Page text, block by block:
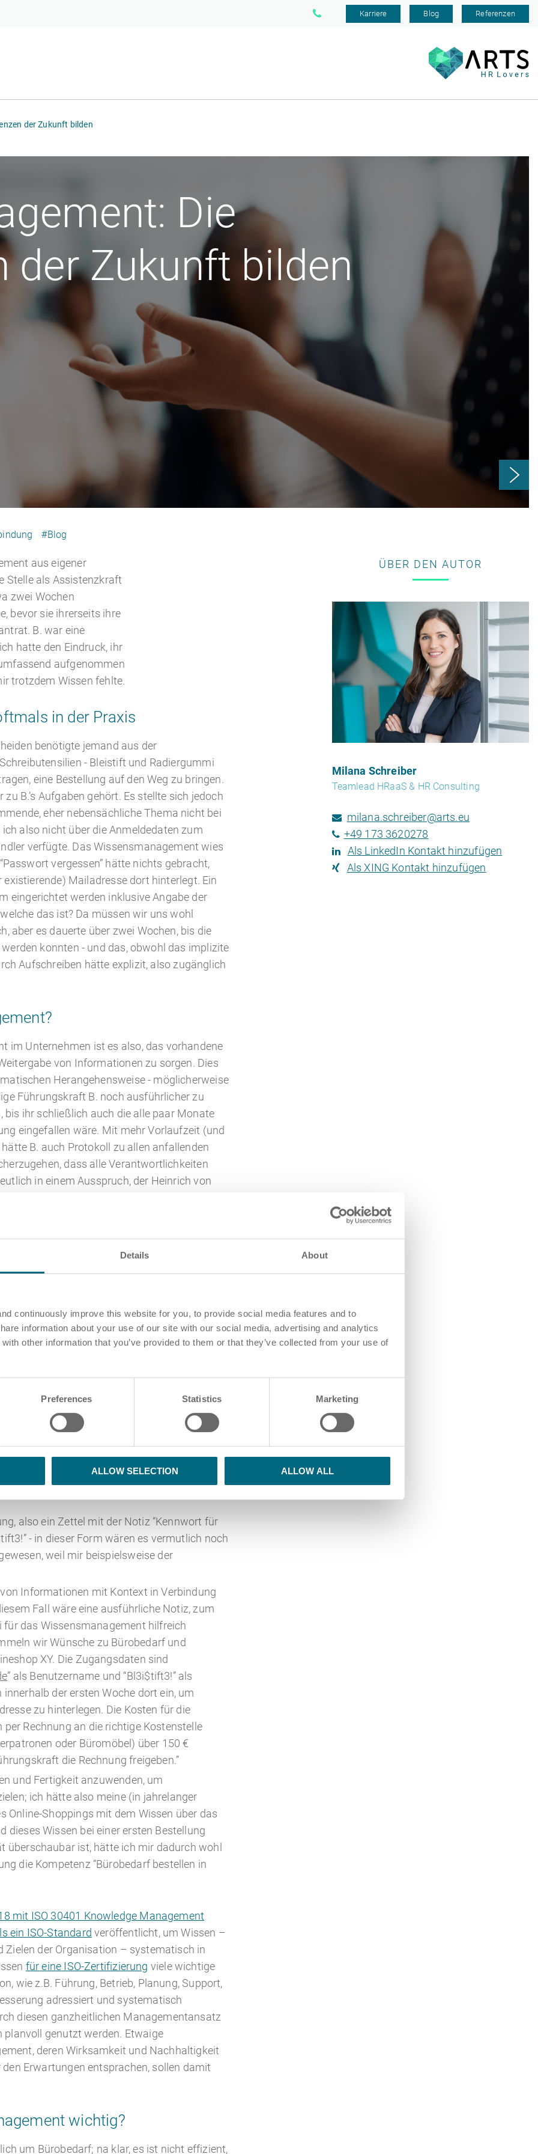
Details About
continuously improve this website for you, to provide social media features and to
information about your use of our site with our social media, advertising and analytics
other information that you’ve provided to them or that they’ve collected from your use of
Preferences Statistics Marketing
ALLOW SELECTION ALLOW ALL
Karriere Blog Referenzen
der Zukunft bilden
Die
der Zukunft bilden
#Blog
aus eigener
Stelle als Assistenzkraft
zwei Wochen
bevor sie ihrerseits ihre
B. war eine
hatte den Eindruck, ihr
aufgenommen
trotzdem Wissen fehlte.
in der Praxis
benötigte jemand aus der
- Bleistift und Radiergummi
eine Bestellung auf den Weg zu bringen.
B.’s Aufgaben gehört. Es stellte sich jedoch
eher nebensächliche Thema nicht bei
also nicht über die Anmeldedaten zum
verfügte. Das Wissensmanagement wies
vergessen” hätte nichts gebracht,
existierende) Mailadresse dort hinterlegt. Ein
eingerichtet werden inklusive Angabe der
das ist? Da müssen wir uns wohl
aber es dauerte über zwei Wochen, bis die
konnten - und das, obwohl das implizite
Aufschreiben hätte explizit, also zugänglich
im Unternehmen ist es also, das vorhandene
von Informationen zu sorgen. Dies
Herangehensweise - möglicherweise
Führungskraft B. noch ausführlicher zu
bis ihr schließlich auch die alle paar Monate
eingefallen wäre. Mit mehr Vorlaufzeit (und
B. auch Protokoll zu allen anfallenden
dass alle Verantwortlichkeiten
in einem Ausspruch, der Heinrich von
wüsste, was Siemens alles weiß!”, in
Bosch. Übersetzt also: bei so vielen
Wissen vorhanden, aber das
kann auf dieses Wissen nicht aktiv
ISO 9001, ISO 30401
Erfolg eines Unternehmens lässt sich daran
für Qualitätsmanagement ISO 9001:2015
systematisch zu identifizieren, die für die
notwendig sind. Im
diese Begriffe unterschieden:
unserem Beispiel wäre also das Kennwort für
gefallen. Ein Zettel nur mit der Aufschrift
genützt, weil ich diese Daten nicht hätte
also ein Zettel mit der Notiz “Kennwort für
- in dieser Form wären es vermutlich noch
weil mir beispielsweise der
Informationen mit Kontext in Verbindung
Fall wäre eine ausführliche Notiz, zum
für das Wissensmanagement hilfreich
wir Wünsche zu Bürobedarf und
XY. Die Zugangsdaten sind
” als Benutzername und “Bl3i$tift3!” als
der ersten Woche dort ein, um
zu hinterlegen. Die Kosten für die
Rechnung an die richtige Kostenstelle
oder Büromöbel) über 150 €
die Rechnung freigeben.”
und Fertigkeit anzuwenden, um
ich hätte also meine (in jahrelanger
Online-Shoppings mit dem Wissen über das
dieses Wissen bei einer ersten Bestellung
überschaubar ist, hätte ich mir dadurch wohl
die Kompetenz “Bürobedarf bestellen in
mit ISO 30401 Knowledge Management
ein ISO-Standard veröffentlicht, um Wissen –
Zielen der Organisation – systematisch in
für eine ISO-Zertifizierung viele wichtige
wie z.B. Führung, Betrieb, Planung, Support,
adressiert und systematisch
diesen ganzheitlichen Managementansatz
planvoll genutzt werden. Etwaige
deren Wirksamkeit und Nachhaltigkeit
Erwartungen entsprachen, sollen damit
wichtig?
um Bürobedarf; na klar, es ist nicht effizient,
ÜBER DEN AUTOR
Milana Schreiber
Teamlead HRaaS & HR Consulting
milana.schreiber@arts.eu
+49 173 3620278
Als LinkedIn Kontakt hinzufügen
Als XING Kontakt hinzufügen